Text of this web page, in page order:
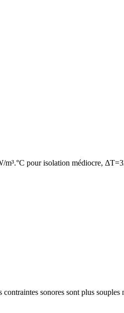
pour isolation médiocre,
contraintes sonores sont plus